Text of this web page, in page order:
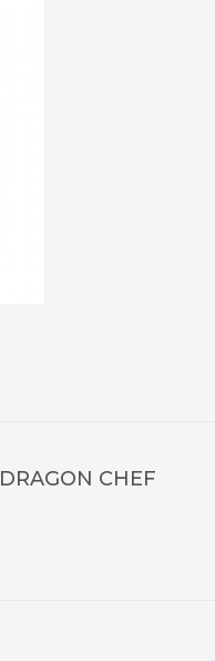
DRAGON CHEF